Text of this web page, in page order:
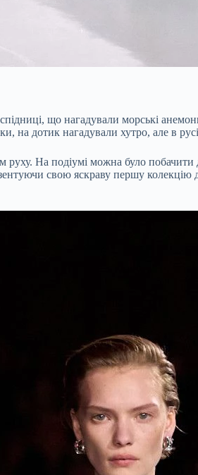
що нагадували морські
на дотик нагадували хутро, але в
На подіумі можна було
свою яскраву першу